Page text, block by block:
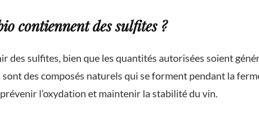
contiennent des sulfites ?
des sulfites, bien que les quantités autorisées soient
des composés naturels qui se forment pendant la
l’oxydation et maintenir la stabilité du vin.